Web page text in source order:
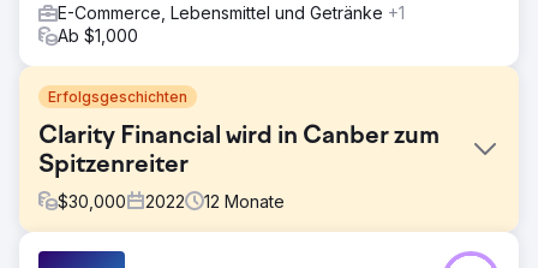
E-Commerce, Lebensmittel und Getränke +1
Ab $1,000
Erfolgsgeschichten
Clarity Financial wird in Canber zum
Spitzenreiter
$30,000 2022 12 Monate